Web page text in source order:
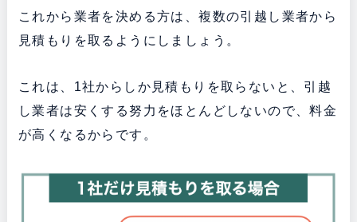
これから業者を決める方は、複数の引越し業者から
見積もりを取るようにしましょう。
これは、1社からしか見積もりを取らないと、引越
し業者は安くする努力をほとんどしないので、料金
が高くなるからです。